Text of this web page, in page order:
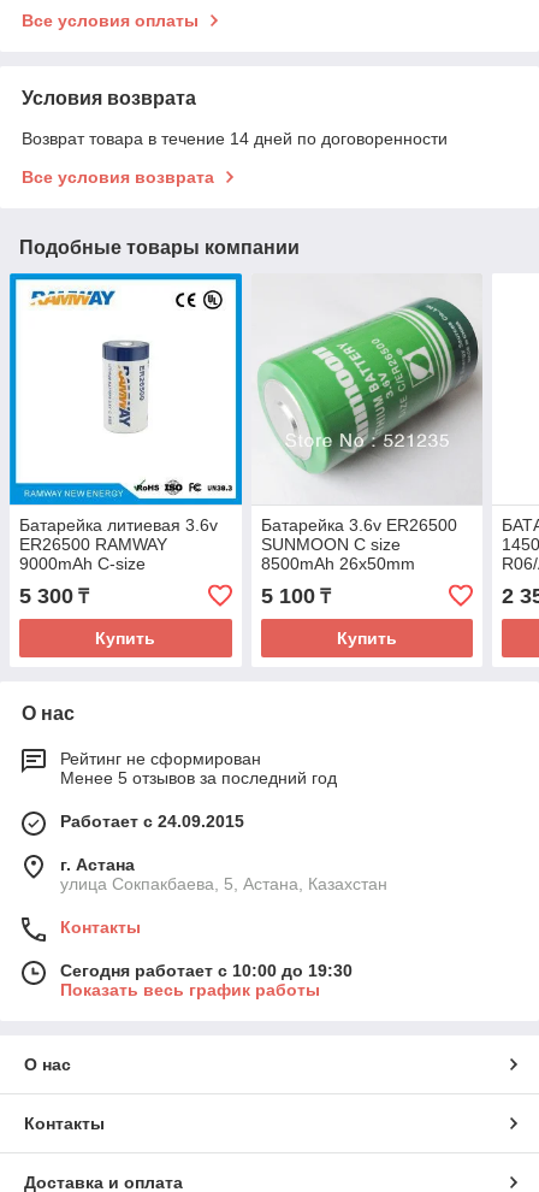
Все условия оплаты
Условия возврата
Возврат товара в течение 14 дней по договоренности
Все условия возврата
Подобные товары компании
Батарейка литиевая 3.6v
ER26500 RAMWAY
9000mAh C-size
5 300 ₸
Купить
Батарейка 3.6v ER26500
SUNMOON C size
8500mAh 26x50mm
5 100₸
Купить
2
О нас
Рейтинг не сформирован
Менее 5 отзывов за последний год
Работает с 24.09.2015
г. Астана
улица Сокпакбаева, 5, Астана, Казахстан
Контакты
Сегодня работает с 10:00 до 19:30
Показать весь график работы
О нас
Контакты
Доставка и оплата